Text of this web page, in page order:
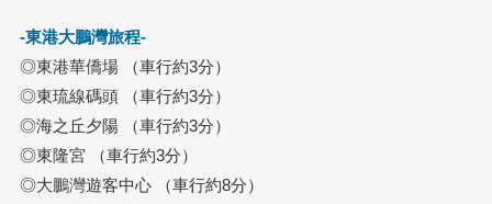
-東港大鵬灣旅程-
◎東港華僑場 （車行約3分）
◎東琉線碼頭 （車行約3分）
◎海之丘夕陽 （車行約3分）
◎東隆宮 （車行約3分）
◎大鵬灣遊客中心 （車行約8分）